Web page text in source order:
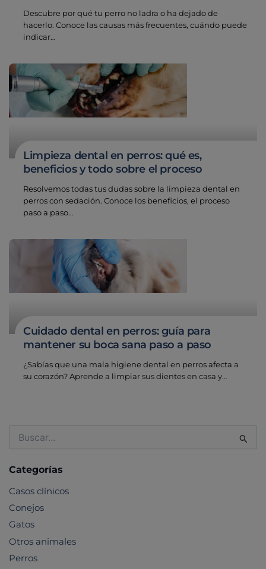
Descubre por qué tu perro no ladra o ha dejado de
hacerlo. Conoce las causas más frecuentes, cuándo puede
indicar…
Limpieza dental en perros: qué es,
beneficios y todo sobre el proceso
Resolvemos todas tus dudas sobre la limpieza dental en
perros con sedación. Conoce los beneficios, el proceso
paso a paso…
Cuidado dental en perros: guía para
mantener su boca sana paso a paso
¿Sabías que una mala higiene dental en perros afecta a
su corazón? Aprende a limpiar sus dientes en casa y…
por:
Categorías
Casos clínicos
Conejos
Gatos
Otros animales
Perros